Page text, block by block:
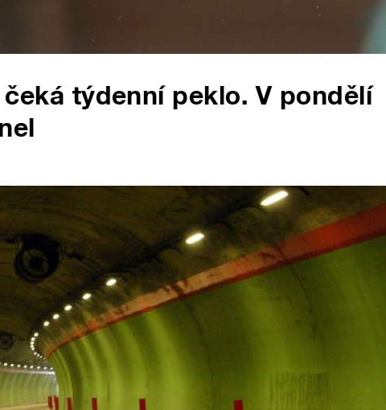
týdenní peklo. V pondělí